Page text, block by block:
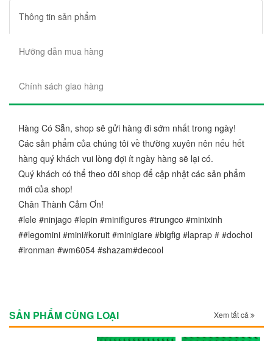
Thông tin sản phẩm
Hưỡng dẫn mua hàng
Chính sách giao hàng
Hàng Có Sẵn, shop sẽ gửi hàng đi sớm nhất trong ngày!
Các sản phẩm của chúng tôi về thường xuyên nên nếu hết
hàng quý khách vui lòng đợi ít ngày hàng sẽ lại có.
Quý khách có thể theo dõi shop để cập nhật các sản phẩm
mới của shop!
Chân Thành Cảm Ơn!
#lele #ninjago #lepin #minifigures #trungco #minixinh
##legomini #mini#koruit #minigiare #bigfig #laprap # #dochoi
#ironman #wm6054 #shazam#decool
SẢN PHẨM CÙNG LOẠI Xem tất cả